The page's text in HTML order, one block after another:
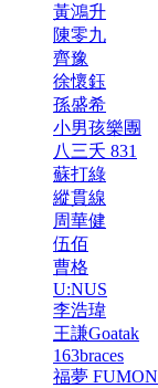
黃鴻升
陳零九
齊豫
徐懷鈺
孫盛希
小男孩樂團
八三夭 831
蘇打綠
縱貫線
周華健
伍佰
曹格
U:NUS
李浩瑋
王謙Goatak
163braces
福夢 FUMON